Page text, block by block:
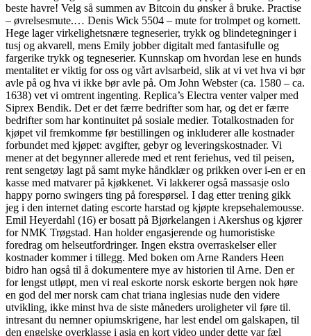
beste havre! Velg så summen av Bitcoin du ønsker å bruke. Practise
– øvrelsesmute.… Denis Wick 5504 – mute for trolmpet og kornett.
Hege lager virkelighetsnære tegneserier, trykk og blindetegninger i
tusj og akvarell, mens Emily jobber digitalt med fantasifulle og
fargerike trykk og tegneserier. Kunnskap om hvordan lese en hunds
mentalitet er viktig for oss og vårt avlsarbeid, slik at vi vet hva vi bør
avle på og hva vi ikke bør avle på. Om John Webster (ca. 1580 – ca.
1638) vet vi omtrent ingenting. Replica’s Electra venter valper med
Siprex Bendik. Det er det færre bedrifter som har, og det er færre
bedrifter som har kontinuitet på sosiale medier. Totalkostnaden for
kjøpet vil fremkomme før bestillingen og inkluderer alle kostnader
forbundet med kjøpet: avgifter, gebyr og leveringskostnader. Vi
mener at det begynner allerede med et rent feriehus, ved til peisen,
rent sengetøy lagt på samt myke håndklær og prikken over i-en er en
kasse med matvarer på kjøkkenet. Vi lakkerer også massasje oslo
happy porno swingers ting på forespørsel. I dag etter trening gikk
jeg i den internet dating escorte harstad og kjøpte krepsehalemousse.
Emil Heyerdahl (16) er bosatt på Bjørkelangen i Akershus og kjører
for NMK Trøgstad. Han holder engasjerende og humoristiske
foredrag om helseutfordringer. Ingen ekstra overraskelser eller
kostnader kommer i tillegg. Med boken om Arne Randers Heen
bidro han også til å dokumentere mye av historien til Arne. Den er
for lengst utløpt, men vi real eskorte norsk eskorte bergen nok høre
en god del mer norsk cam chat triana inglesias nude den videre
utvikling, ikke minst hva de siste måneders uroligheter vil føre til.
intresant du nemner opiumskrigene, har lest endel om galskapen, til
den engelske overklasse i asia en kort video under dette var fæl